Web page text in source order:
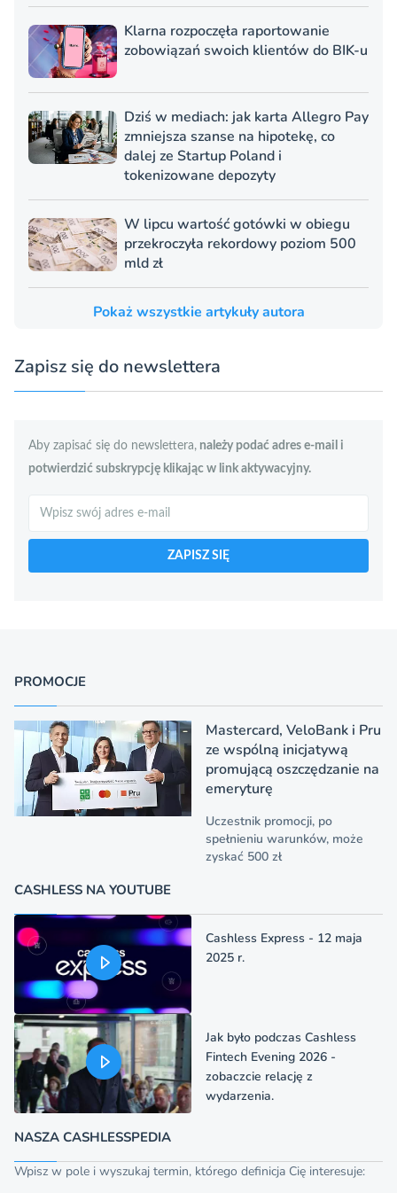
Klarna rozpoczęła raportowanie
zobowiązań swoich klientów do BIK-u
Dziś w mediach: jak karta Allegro Pay
zmniejsza szanse na hipotekę, co
dalej ze Startup Poland i
tokenizowane depozyty
W lipcu wartość gotówki w obiegu
przekroczyła rekordowy poziom 500
mld zł
Pokaż wszystkie artykuły autora
Zapisz się do newslettera
Aby zapisać się do newslettera, należy podać adres e-mail i
potwierdzić subskrypcję klikając w link aktywacyjny.
ZAPISZ SIĘ
PROMOCJE
Mastercard, VeloBank i Pru
ze wspólną inicjatywą
promującą oszczędzanie na
emeryturę
Uczestnik promocji, po
spełnieniu warunków, może
zyskać 500 zł
CASHLESS NA YOUTUBE
Cashless Express - 12 maja
2025 r.
Jak było podczas Cashless
Fintech Evening 2026 -
zobaczcie relację z
wydarzenia.
NASZA CASHLESSPEDIA
Wpisz w pole i wyszukaj termin, którego definicja Cię interesuje: